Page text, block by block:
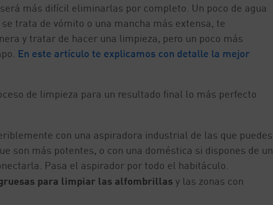
más difícil eliminarlas por completo. Un poco de agua
trata de vómito o una mancha más extensa, te
y tratar de hacer una limpieza, pero un poco más
En este artículo te explicamos con detalle la mejor
de limpieza para un resultado final lo más perfecto
con una aspiradora industrial de las que puedes
son más potentes, o con una doméstica si dispones de un
Pasa el aspirador por todo el habitáculo.
para limpiar las alfombrillas y las zonas con